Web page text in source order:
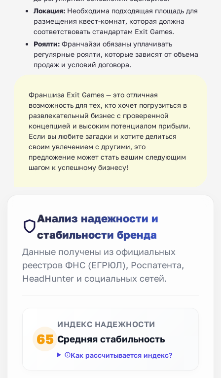
Локация: Необходима подходящая площадь для
размещения квест-комнат, которая должна
соответствовать стандартам Exit Games.
Роялти: Франчайзи обязаны уплачивать
регулярные роялти, которые зависят от объема
продаж и условий договора.
Франшиза Exit Games — это отличная
возможность для тех, кто хочет погрузиться в
развлекательный бизнес с проверенной
концепцией и высоким потенциалом прибыли.
Если вы любите загадки и хотите делиться
своим увлечением с другими, это
предложение может стать вашим следующим
шагом к успешному бизнесу!
Анализ надежности и
стабильности бренда
Данные получены из официальных
реестров ФНС (ЕГРЮЛ), Роспатента,
HeadHunter и социальных сетей.
65
ИНДЕКС НАДЕЖНОСТИ
Средняя стабильность
Как рассчитывается индекс?